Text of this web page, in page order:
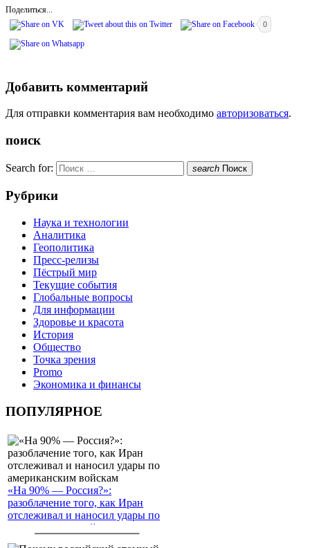
Поделиться...
0
Добавить комментарий
Для отправки комментария вам необходимо авторизоваться.
поиск
Search for: search Поиск
Рубрики
Наука и технологии
Аналитика
Геополитика
Пресс-релизы
Пёстрый мир
Текущие события
Глобальные вопросы
Для информации
Здоровье и красота
История
Общество
Точка зрения
Promo
Экономика и финансы
ПОПУЛЯРНОЕ
«На 90% — Россия?»:
разоблачение того, как Иран
отслеживал и наносил удары по
американским войскам